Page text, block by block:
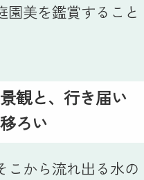
園美を鑑賞すること
観と、行き届い
ろい
こから流れ出る水の